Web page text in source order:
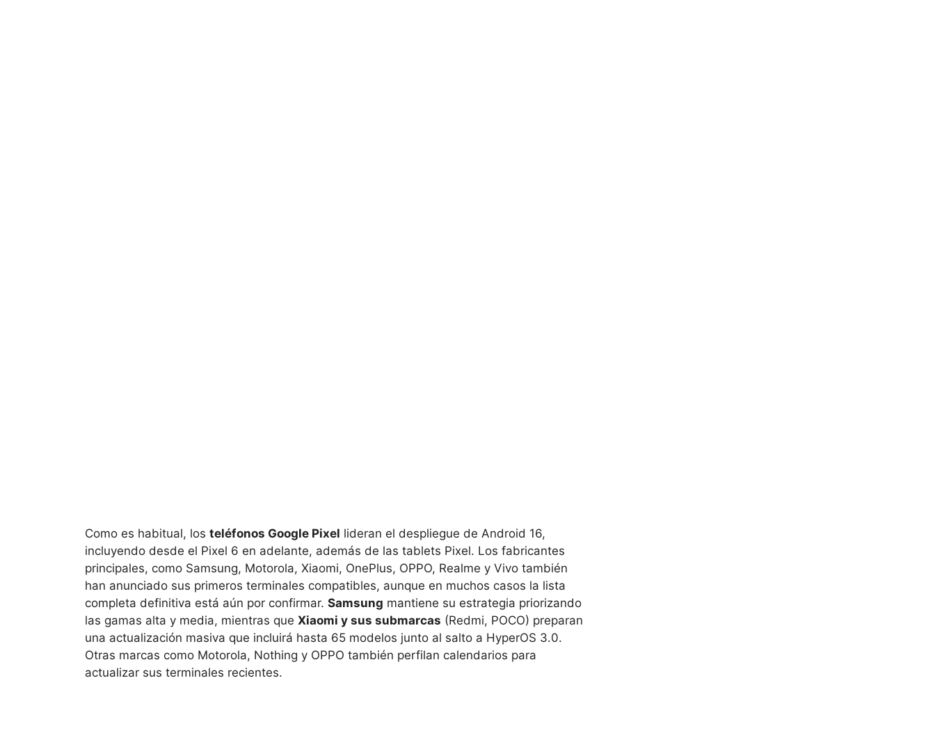
Como es habitual, los teléfonos Google Pixel lideran el despliegue de Android 16,
incluyendo desde el Pixel 6 en adelante, además de las tablets Pixel. Los fabricantes
principales, como Samsung, Motorola, Xiaomi, OnePlus, OPPO, Realme y Vivo también
han anunciado sus primeros terminales compatibles, aunque en muchos casos la lista
completa definitiva está aún por confirmar. Samsung mantiene su estrategia priorizando
las gamas alta y media, mientras que Xiaomi y sus submarcas (Redmi, POCO) preparan
una actualización masiva que incluirá hasta 65 modelos junto al salto a HyperOS 3.0.
Otras marcas como Motorola, Nothing y OPPO también perfilan calendarios para
actualizar sus terminales recientes.